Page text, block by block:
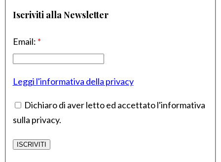
Iscriviti alla Newsletter
Email: *
Leggi l'informativa della privacy
Dichiaro di aver letto ed accettato l'informativa
sulla privacy.